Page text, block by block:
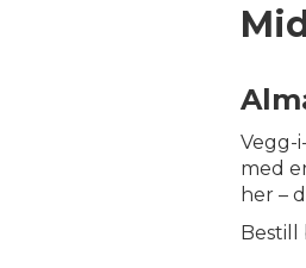
Vegg-
med
her –
Bestill